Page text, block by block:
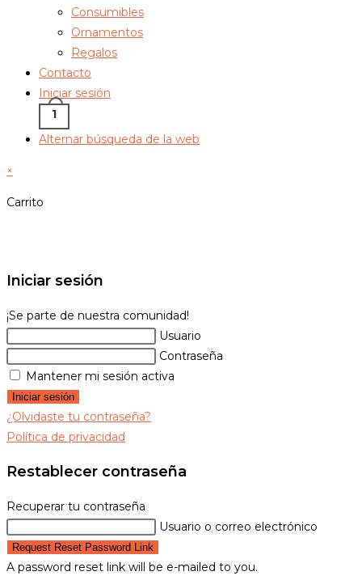
Consumibles
Ornamentos
Regalos
Contacto
Iniciar sesión
1
Alternar búsqueda de la web
×
Carrito
Iniciar sesión
¡Se parte de nuestra comunidad!
Usuario
Contraseña
Mantener mi sesión activa
Iniciar sesión
¿Olvidaste tu contraseña?
Política de privacidad
Restablecer contraseña
Recuperar tu contraseña
Usuario o correo electrónico
Request Reset Password Link
A password reset link will be e-mailed to you.